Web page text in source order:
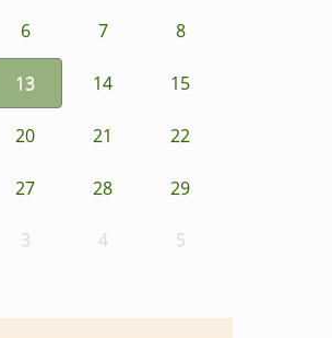
6 7 8
13 14 15
20 21 22
27 28 29
3 4 5